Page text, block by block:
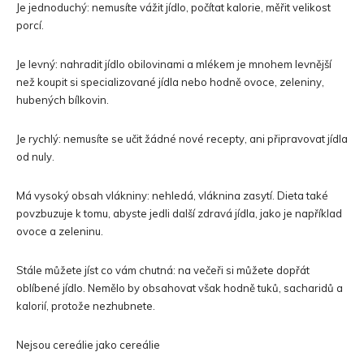
Je jednoduchý: nemusíte vážit jídlo, počítat kalorie, měřit velikost
porcí.
Je levný: nahradit jídlo obilovinami a mlékem je mnohem levnější
než koupit si specializované jídla nebo hodně ovoce, zeleniny,
hubených bílkovin.
Je rychlý: nemusíte se učit žádné nové recepty, ani připravovat jídla
od nuly.
Má vysoký obsah vlákniny: nehledá, vláknina zasytí. Dieta také
povzbuzuje k tomu, abyste jedli další zdravá jídla, jako je například
ovoce a zeleninu.
Stále můžete jíst co vám chutná: na večeři si můžete dopřát
oblíbené jídlo. Nemělo by obsahovat však hodně tuků, sacharidů a
kalorií, protože nezhubnete.
Nejsou cereálie jako cereálie